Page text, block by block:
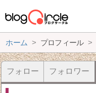
ホーム プロフィール
フォロー フォロワー